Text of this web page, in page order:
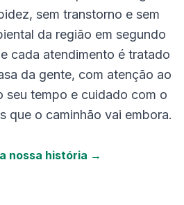
sem transtorno e sem
da região em segundo
cada atendimento é tratado
da gente, com atenção ao
seu tempo e cuidado com o
que o caminhão vai embora.
nossa história →